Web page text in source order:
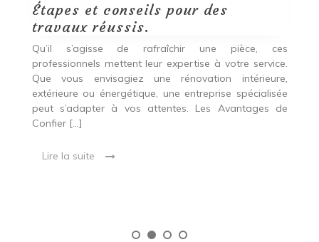
Étapes et conseils pour des
travaux réussis.
Qu’il s’agisse de rafraîchir une pièce, ces
professionnels mettent leur expertise à votre service.
Que vous envisagiez une rénovation intérieure,
extérieure ou énergétique, une entreprise spécialisée
peut s’adapter à vos attentes. Les Avantages de
Confier […]
Lire la suite